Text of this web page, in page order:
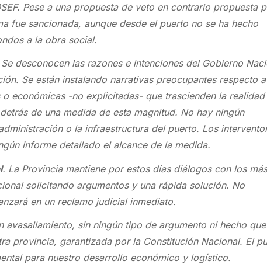
Pese a una propuesta de veto en contrario propuesta
fue sancionada, aunque desde el puerto no se ha hecho
a la obra social.
desconocen las razones e intenciones del Gobierno
Se están instalando narrativas preocupantes respecto a
económicas -no explicitadas- que trascienden la
de una medida de esta magnitud. No hay ningún
o la infraestructura del puerto. Los
informe detallado el alcance de la medida.
. La Provincia mantiene por estos días diálogos con los
solicitando argumentos y una rápida solución. No
en un reclamo judicial inmediato.
avasallamiento, sin ningún tipo de argumento ni hecho
provincia, garantizada por la Constitución Nacional. El
para nuestro desarrollo económico y logístico.